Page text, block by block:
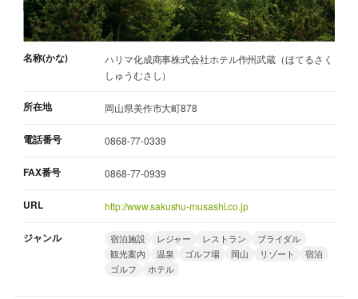
名称(かな)
ハリマ化成商事株式会社ホテル作州武蔵（ほてるさく
しゅうむさし）
所在地 岡山県美作市大町878
電話番号 0868-77-0339
FAX番号 0868-77-0939
URL http://www.sakushu-musashi.co.jp
ジャンル 宿泊施設 レジャー レストラン
ブライダル
観光案内
温泉 ゴルフ場 岡山 リゾート
宿泊
ゴルフ
ホテル